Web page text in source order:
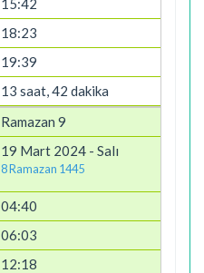
15:42
18:23
19:39
13 saat, 42 dakika
Ramazan 9
19 Mart 2024 - Salı
8 Ramazan 1445
04:40
06:03
12:18